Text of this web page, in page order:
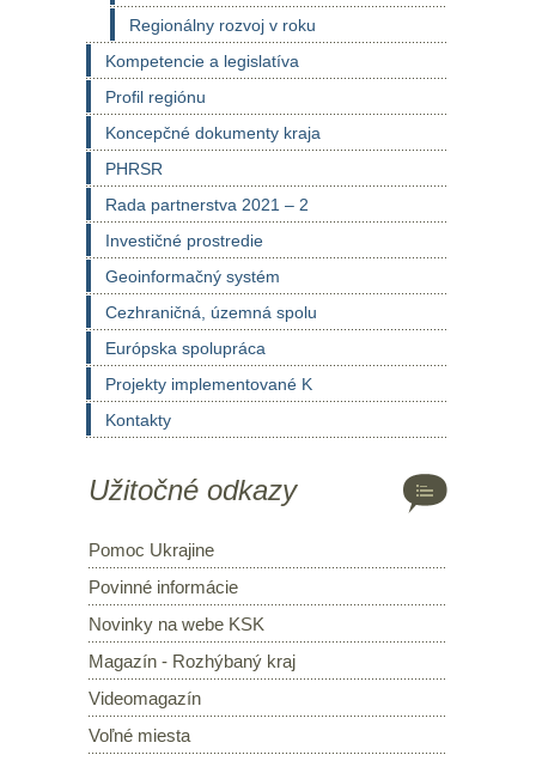
Regionálny rozvoj v roku
Kompetencie a legislatíva
Profil regiónu
Koncepčné dokumenty kraja
PHRSR
Rada partnerstva 2021 – 2
Investičné prostredie
Geoinformačný systém
Cezhraničná, územná spolu
Európska spolupráca
Projekty implementované K
Kontakty
Užitočné odkazy
Pomoc Ukrajine
Povinné informácie
Novinky na webe KSK
Magazín - Rozhýbaný kraj
Videomagazín
Voľné miesta